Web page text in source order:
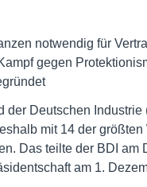
der Deutschen
mit 14 der
Das teilte der BDI
am 1.